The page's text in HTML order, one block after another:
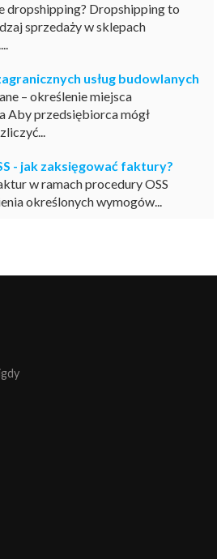
dropshipping? Dropshipping to
sprzedaży w sklepach
usług budowlanych
– określenie miejsca
Aby przedsiębiorca mógł
- jak zaksięgować faktury?
w ramach procedury OSS
określonych wymogów...